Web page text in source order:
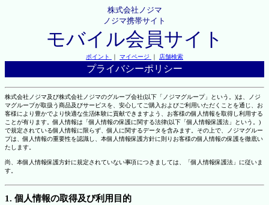
株式会社ノジマ
ノジマ携帯サイト
モバイル会員サイト
ポイント ｜ マイページ ｜ 店舗検索
プライバシーポリシー
株式会社ノジマ及び株式会社ノジマのグループ会社(以下「ノジマグループ」という。)は、ノジ
マグループが取扱う商品及びサービスを、安心してご購入およびご利用いただくことを通じ、お
客様により豊かでより快適な生活体験に貢献できますよう、お客様の個人情報を取得し利用する
ことが有ります。個人情報は「個人情報の保護に関する法律(以下「個人情報保護法」という。)
で規定されている個人情報に限らず、個人に関するデータを含みます。その上で、ノジマグルー
プは、個人情報の重要性を認識し、本個人情報保護方針に則りお客様の個人情報の保護を徹底い
たします。
尚、本個人情報保護方針に規定されていない事項につきましては、「個人情報保護法」に従いま
す。
1. 個人情報の取得及び利用目的